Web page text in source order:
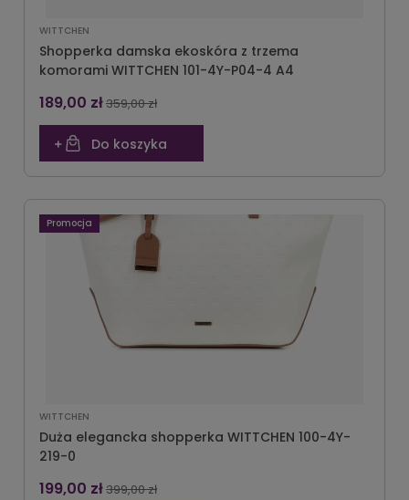
WITTCHEN
Shopperka damska ekoskóra z trzema
komorami WITTCHEN 101-4Y-P04-4 A4
189,00 zł359,00 zł
Do koszyka
WITTCHEN
Duża elegancka shopperka WITTCHEN 100-4Y-
219-0
199,00 zł399,00 zł
Promocja